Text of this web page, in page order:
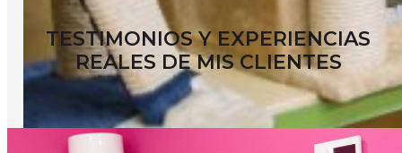
TESTIMONIOS Y EXPERIENCIAS
REALES DE MIS CLIENTES